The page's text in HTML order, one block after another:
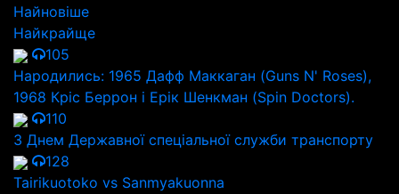
Найновіше
Найкрайще
105
Народились: 1965 Дафф Маккаган (Guns N' Roses),
1968 Кріс Беррон і Ерік Шенкман (Spin Doctors).
110
З Днем Державної спеціальної служби транспорту
128
Tairikuotoko vs Sanmyakuonna